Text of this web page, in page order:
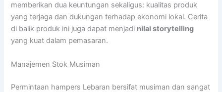
memberikan dua keuntungan sekaligus: kualitas produk
yang terjaga dan dukungan terhadap ekonomi lokal. Cerita
di balik produk ini juga dapat menjadi nilai storytelling
yang kuat dalam pemasaran.
Manajemen Stok Musiman
Permintaan hampers Lebaran bersifat musiman dan sangat